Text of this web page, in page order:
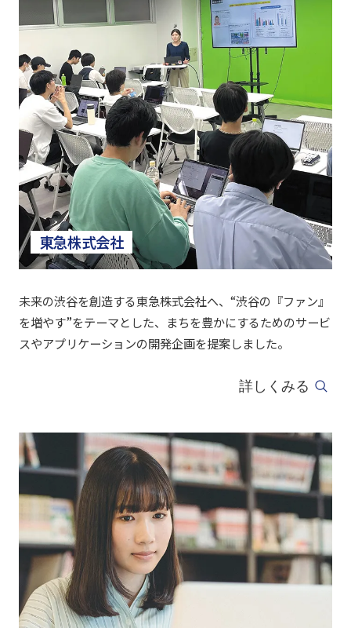
東急株式会社
未来の渋谷を創造する東急株式会社へ、“渋谷の『ファン』
を増やす”をテーマとした、まちを豊かにするためのサービ
スやアプリケーションの開発企画を提案しました。
詳しくみる